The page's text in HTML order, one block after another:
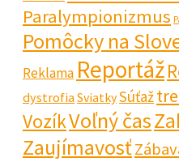
Paralympionizmus
Pomôcky na
Reklama Reportáž
dystrofiaSviatkySúťaž
VozíkVoľný čas
Zaujímavosť